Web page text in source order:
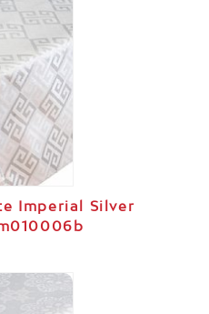
Imperial Silver